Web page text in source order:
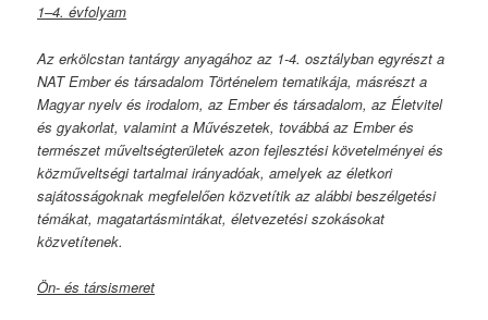
1–4. évfolyam
Az erkölcstan tantárgy anyagához az 1-4. osztályban egyrészt a
NAT Ember és társadalom Történelem tematikája, másrészt a
Magyar nyelv és irodalom, az Ember és társadalom, az Életvitel
és gyakorlat, valamint a Művészetek, továbbá az Ember és
természet műveltségterületek azon fejlesztési követelményei és
közműveltségi tartalmai irányadóak, amelyek az életkori
sajátosságoknak megfelelően közvetítik az alábbi beszélgetési
témákat, magatartásmintákat, életvezetési szokásokat
közvetítenek.
Ön- és társismeret